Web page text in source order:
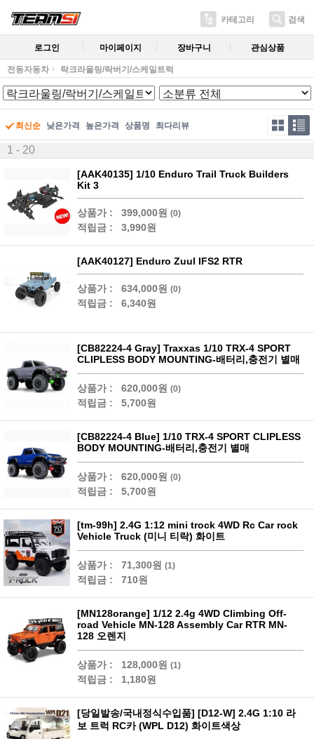
카테고리 검색
로그인 마이페이지 장바구니 관심상품
전동자동차 락크라울링/락버기/스케일트럭
최신순 낮은가격 높은가격 상품명 최다리뷰
1 - 20
[AAK40135] 1/10 Enduro Trail Truck Builders
Kit 3
상품가 : 399,000원 (0)
적립금 : 3,990원
[AAK40127] Enduro Zuul IFS2 RTR
상품가 : 634,000원 (0)
적립금 : 6,340원
[CB82224-4 Gray] Traxxas 1/10 TRX-4 SPORT
CLIPLESS BODY MOUNTING-배터리,충전기 별매
상품가 : 620,000원 (0)
적립금 : 5,700원
[CB82224-4 Blue] 1/10 TRX-4 SPORT CLIPLESS
BODY MOUNTING-배터리,충전기 별매
상품가 : 620,000원 (0)
적립금 : 5,700원
[tm-99h] 2.4G 1:12 mini trock 4WD Rc Car rock
Vehicle Truck (미니 티락) 화이트
상품가 : 71,300원 (1)
적립금 : 710원
[MN128orange] 1/12 2.4g 4WD Climbing Off-
road Vehicle MN-128 Assembly Car RTR MN-
128 오렌지
상품가 : 128,000원 (1)
적립금 : 1,180원
[당일발송/국내정식수입품] [D12-W] 2.4G 1:10 라
보 트럭 RC카 (WPL D12) 화이트색상